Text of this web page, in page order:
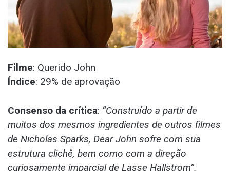
Filme: Querido John
Índice: 29% de aprovação
Consenso da crítica: “Construído a partir de
muitos dos mesmos ingredientes de outros filmes
de Nicholas Sparks, Dear John sofre com sua
estrutura clichê, bem como com a direção
curiosamente imparcial de Lasse Hallstrom”.